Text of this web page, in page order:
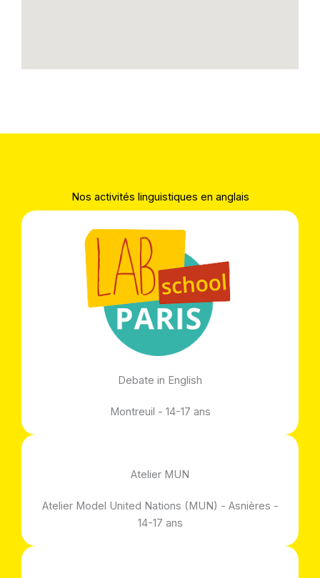
Nos activités linguistiques en anglais
Debate in English
Montreuil - 14-17 ans
Atelier MUN
Atelier Model United Nations (MUN) - Asnières -
14-17 ans